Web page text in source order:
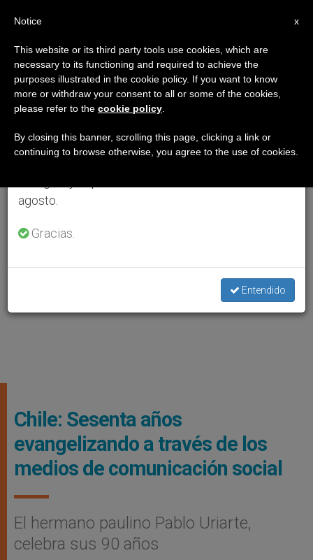
Chile: Sesenta años
evangelizando a través de los
medios de comunicación social
El hermano paulino Pablo Uriarte,
celebra sus 90 años
×
Aviso importante
Del 27 de julio al 7 de agosto haremos la pausa
anual, aprovechando que en el periodo de verano
se generan menos informaciones y también el
agosto.
Gracias.
Entendido
x
Notice
This website or its third party tools use cookies, which are
necessary to its functioning and required to achieve the
purposes illustrated in the cookie policy. If you want to know
more or withdraw your consent to all or some of the cookies,
please refer to the cookie policy
By closing this banner, scrolling this page, clicking a link or
continuing to browse otherwise, you agree to the use of cookies.